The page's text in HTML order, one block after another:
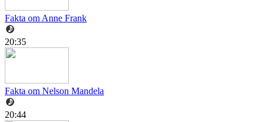
Fakta om Anne Frank
20:35
Fakta om Nelson Mandela
20:44